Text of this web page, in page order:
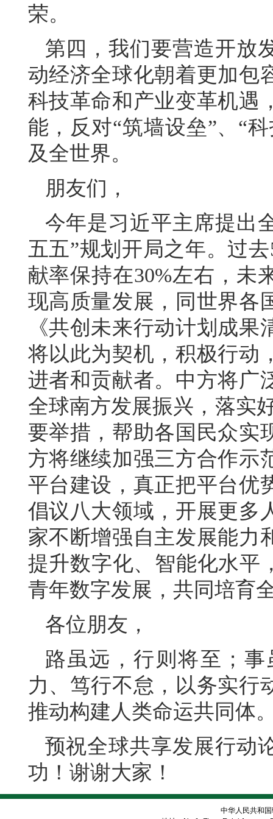
荣。
第四，我们要营造开放
动经济全球化朝着更加包
科技革命和产业变革机遇
能，反对“筑墙设垒”、“
及全世界。
朋友们，
今年是习近平主席提出
五五”规划开局之年。过
献率保持在30%左右，未
现高质量发展，同世界各
《共创未来行动计划成
将以此为契机，积极行动
进者和贡献者。中方将广
全球南方发展振兴，落实
要举措，帮助各国民众实
方将继续加强三方合作示
平台建设，真正把平台优
倡议八大领域，开展更多
家不断增强自主发展能力
提升数字化、智能化水平
青年数字发展，共同培育
各位朋友，
路虽远，行则将至；
力、笃行不怠，以务实行
推动构建人类命运共同体
预祝全球共享发展行动
功！谢谢大家！
中华人民共和